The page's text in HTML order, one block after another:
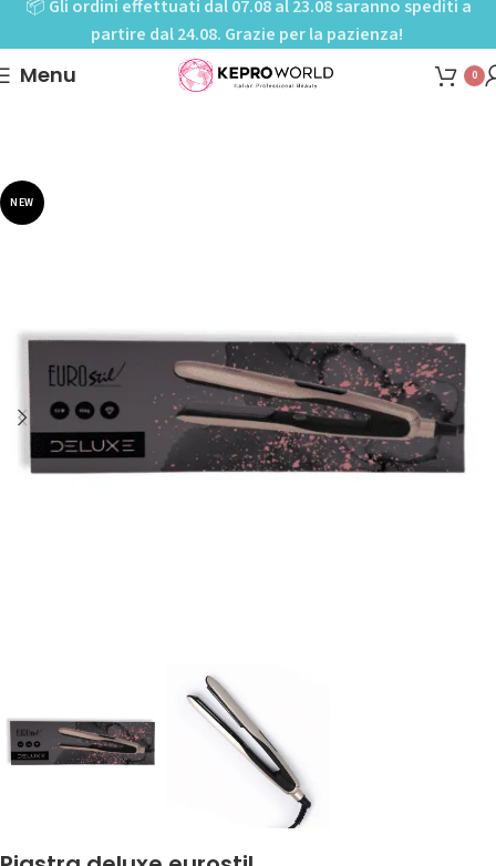
📦 Gli ordini effettuati dal 07.08 al 23.08 saranno spediti a
partire dal 24.08. Grazie per la pazienza!
Menu 0
Asciugatura